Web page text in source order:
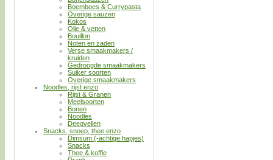
Boemboes & Currypasta
Overige sauzen
Kokos
Olie & vetten
Bouillon
Noten en zaden
Verse smaakmakers /
kruiden
Gedroogde smaakmakers
Suiker soorten
Overige smaakmakers
Noodles, rijst enzo
Rijst & Granen
Meelsoorten
Bonen
Noodles
Deegvellen
Snacks, snoep, thee enzo
Dimsum (-achtige hapjes)
Snacks
Thee & koffie